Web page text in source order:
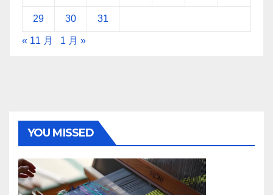
29 30 31
« 11 月 1 月 »
YOU MISSED